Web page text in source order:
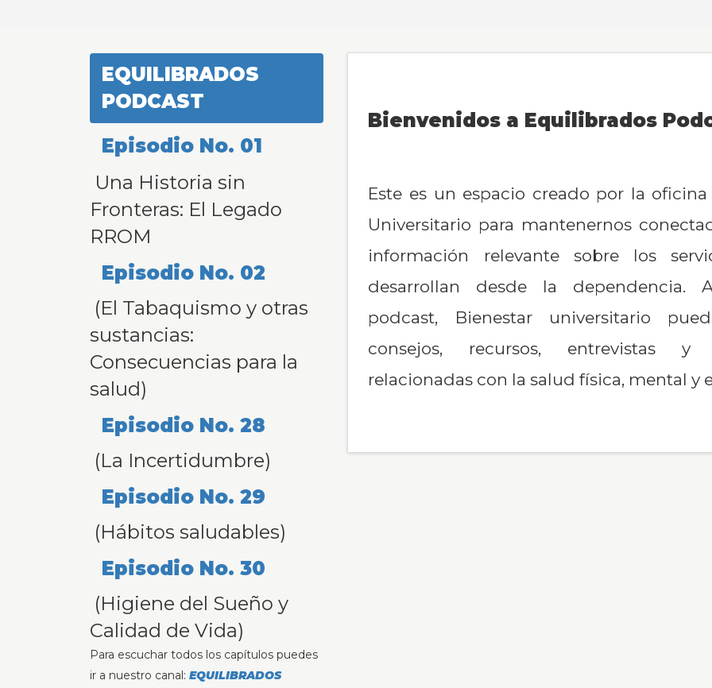
EQUILIBRADOS
PODCAST
Episodio No. 01
Una Historia sin
Fronteras: El Legado
RROM
Episodio No. 02
(El Tabaquismo y otras
sustancias:
Consecuencias para la
salud)
Episodio No. 28
(La Incertidumbre)
Episodio No. 29
(Hábitos saludables)
Episodio No. 30
(Higiene del Sueño y
Calidad de Vida)
Para escuchar todos los capítulos puedes
ir a nuestro canal: EQUILIBRADOS
Bienvenidos a Equilibrados
Este es un espacio creado por la
Universitario para mantenernos
información relevante sobre los
desarrollan desde la dependencia.
podcast, Bienestar universitario
consejos, recursos, entrevistas y
relacionadas con la salud física, mental y